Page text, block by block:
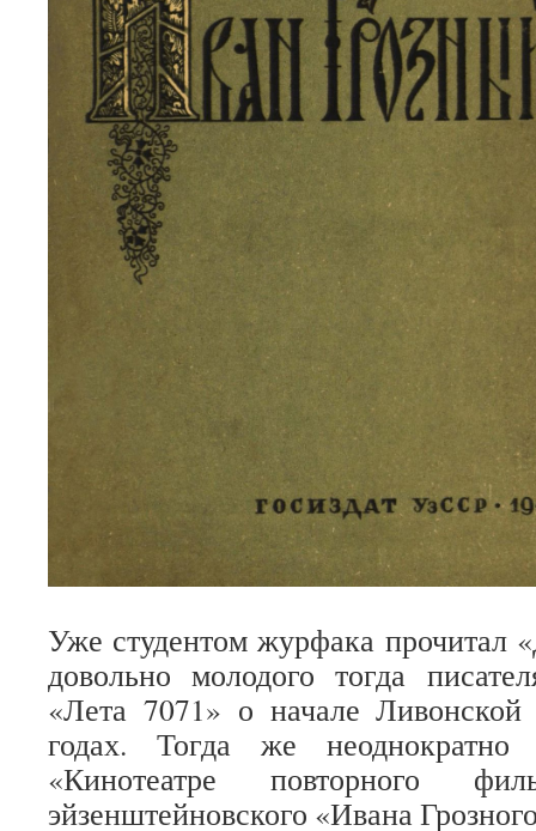
Уже студентом журфака прочитал
довольно молодого тогда
«Лета 7071» о начале
годах. Тогда же
«Кинотеатре повторного
эйзенштейновского «Ивана